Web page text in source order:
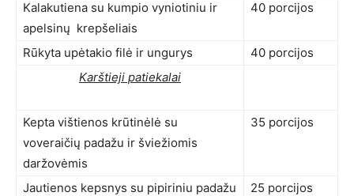
Kalakutiena su kumpio vyniotiniu ir
apelsinų krepšeliais
40 porcijos
Rūkyta upėtakio filė ir ungurys
40 porcijos
Karštieji patiekalai
Kepta vištienos krūtinėlė su
voveraičių padažu ir šviežiomis
daržovėmis
35 porcijos
Jautienos kepsnys su pipiriniu padažu
25 porcijos